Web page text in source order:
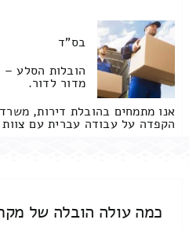
בס"ד
הובלות הסלע
מדור לדור.
אנו מתמחים בהובלת דירות,
הקפדה על עבודה עברית עם
כמה עולה הובלה של